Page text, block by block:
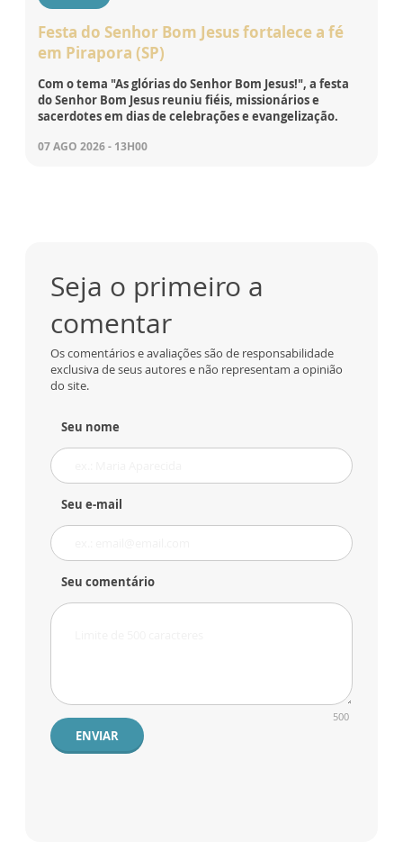
Festa do Senhor Bom Jesus fortalece a fé
em Pirapora (SP)
Com o tema "As glórias do Senhor Bom Jesus!", a festa
do Senhor Bom Jesus reuniu fiéis, missionários e
sacerdotes em dias de celebrações e evangelização.
07 AGO 2026 - 13H00
Seja o primeiro a
comentar
Os comentários e avaliações são de responsabilidade
exclusiva de seus autores e não representam a opinião
do site.
Seu nome
Seu e-mail
Seu comentário
500
ENVIAR